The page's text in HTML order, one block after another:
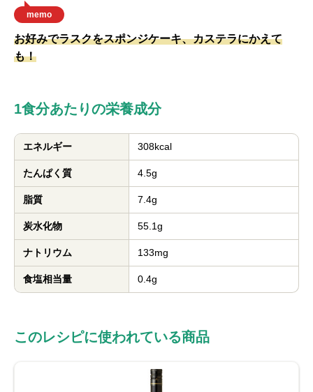
memo
お好みでラスクをスポンジケーキ、カステラにかえて
も！
1食分あたりの栄養成分
エネルギー 308kcal
たんぱく質 4.5g
脂質 7.4g
炭水化物 55.1g
ナトリウム 133mg
食塩相当量 0.4g
このレシピに使われている商品